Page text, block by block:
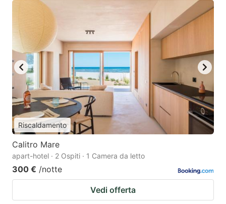
Riscaldamento
Calitro Mare
apart-hotel · 2 Ospiti · 1 Camera da letto
300 € /notte
Vedi offerta